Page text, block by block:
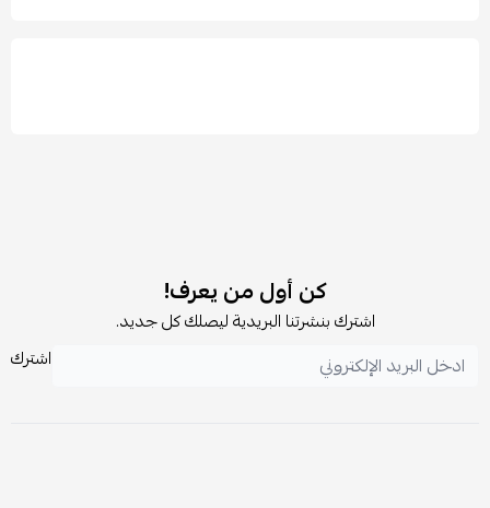
الشحن والتركيب:
يُشحن مفككًا داخل عبوة آمنة
يأتي مع كتيب تركيب سهل وواضح
🧽العناية والتنظيف:
كن أول من يعرف!
اشترك بنشرتنا البريدية ليصلك كل جديد.
اشترك